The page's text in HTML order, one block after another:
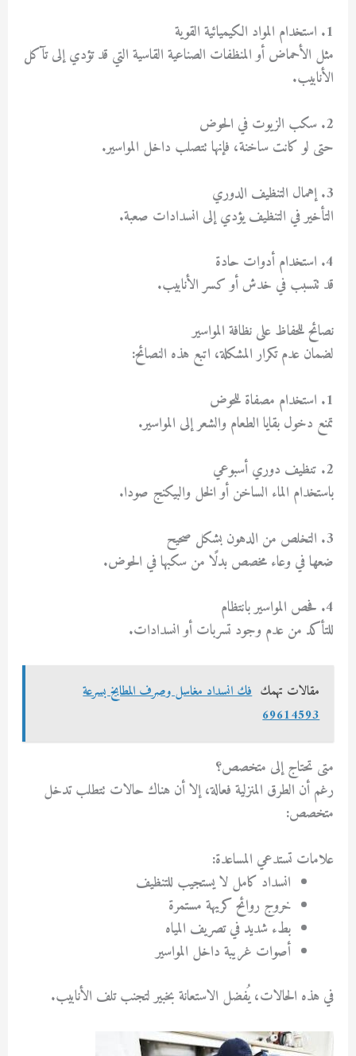
1. استخدام المواد الكيميائية القوية
مثل الأحماض أو المنظفات الصناعية القاسية التي قد تؤدي إلى تآكل
الأنابيب.
2. سكب الزيوت في الحوض
حتى لو كانت ساخنة، فإنها تتصلب داخل المواسير.
3. إهمال التنظيف الدوري
التأخير في التنظيف يؤدي إلى انسدادات صعبة.
4. استخدام أدوات حادة
قد تتسبب في خدش أو كسر الأنابيب.
نصائح للحفاظ على نظافة المواسير
لضمان عدم تكرار المشكلة، اتبع هذه النصائح:
1. استخدام مصفاة للحوض
تمنع دخول بقايا الطعام والشعر إلى المواسير.
2. تنظيف دوري أسبوعي
باستخدام الماء الساخن أو الخل والبيكنج صودا.
3. التخلص من الدهون بشكل صحيح
ضعها في وعاء مخصص بدلًا من سكبها في الحوض.
4. فحص المواسير بانتظام
للتأكد من عدم وجود تسربات أو انسدادات.
مقالات تهمك فك انسداد مغاسل وصرف المطابخ بسرعة
69614593
متى تحتاج إلى متخصص؟
رغم أن الطرق المنزلية فعالة، إلا أن هناك حالات تتطلب تدخل
متخصص:
علامات تستدعي المساعدة:
انسداد كامل لا يستجيب للتنظيف
خروج روائح كريهة مستمرة
بطء شديد في تصريف المياه
أصوات غريبة داخل المواسير
في هذه الحالات، يُفضل الاستعانة بخبير لتجنب تلف الأنابيب.